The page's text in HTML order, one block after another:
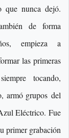
que nunca dejó.
de forma
empieza a
las primeras
tocando,
armó grupos del
Eléctrico. Fue
primer grabación